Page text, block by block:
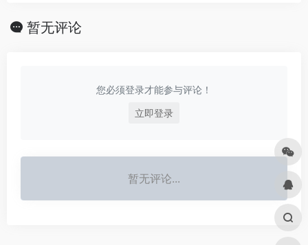
暂无评论
您必须登录才能参与评论！
立即登录
暂无评论...